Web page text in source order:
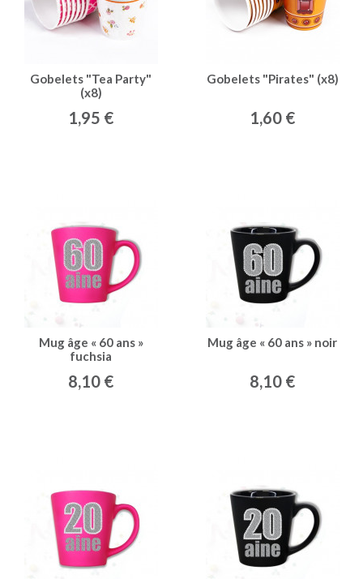
Gobelets "Tea Party"
(x8)
1,95 €
Gobelets "Pirates" (x8)
1,60 €
Mug âge « 60 ans »
fuchsia
8,10 €
Mug âge « 60 ans » noir
8,10 €